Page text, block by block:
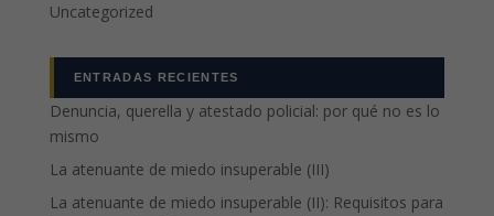
Uncategorized
ENTRADAS RECIENTES
Denuncia, querella y atestado policial: por qué no es lo
mismo
La atenuante de miedo insuperable (III)
La atenuante de miedo insuperable (II): Requisitos para